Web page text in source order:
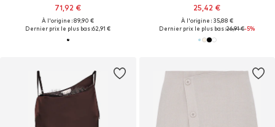
71,92 €
À l'origine : 89,90 €
Dernier prix le plus bas :62,91 €
25,42 €
À l'origine : 35,88 €
Dernier prix le plus bas :26,91 €-5%